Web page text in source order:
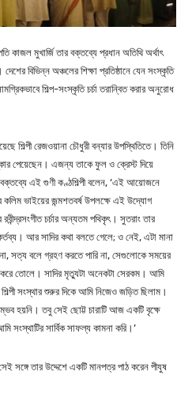
কাজল মুখার্জি তার বক্তব্যে প্রধান অতিথি অর্থাৎ
বিভিন্ন অঞ্চলের শিক্ষা প্রতিষ্ঠানে যেন সংস্কৃতি
শিল্প-সংস্কৃতি চর্চা তরান্বিত করার অনুরোধ
শিল্পী রেজওয়ানা চৌধুরী বন্যার উপস্থিতিতে। তিনি
পেয়েছেন। এজন্য তাকে ফুল ও ক্রেস্ট দিয়ে
বক্তব্যে এই গুণী কণ্ঠশিল্পী বলেন, ‘এই আয়োজনে
ভাইয়ের জন্মশতবর্ষ উপলক্ষে এই উদ্যোগ
চর্চার অন্যতম পথিকৃৎ। সুতরাং তার
আর সাদির কথা বলতে গেলে; ও নেই, এটা মানা
সত্য বলে গ্রহণ করতে পারি না, সেগুলোকে সময়ের
তোলে। সাদির মৃত্যুটা অনেকটা সেরকম। আমি
সংস্থার শুরুর দিকে আমি নিজেও জড়িত ছিলাম।
হয়নি। তবু সেই ছোট্ট চারাটি আজ একটি বৃক্ষে
সংস্থাটির সার্বিক সাফল্য কামনা করি।’
সঙ্গে তার উদ্দেশে একটি মানপত্র পাঠ করেন পীযুষ